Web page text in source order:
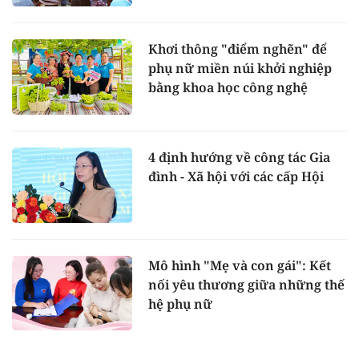
Khơi thông "điểm nghẽn" để
phụ nữ miền núi khởi nghiệp
bằng khoa học công nghệ
4 định hướng về công tác Gia
đình - Xã hội với các cấp Hội
Mô hình "Mẹ và con gái": Kết
nối yêu thương giữa những thế
hệ phụ nữ